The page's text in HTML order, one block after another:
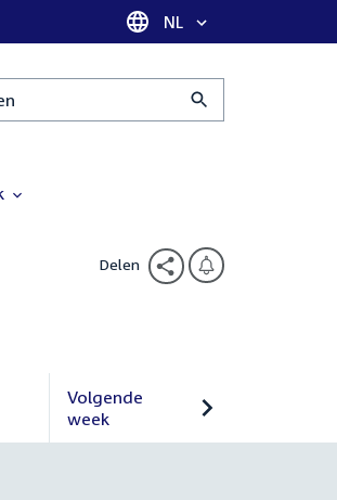
Taal selectie
NL
Delen
Volgende
week
Volgende